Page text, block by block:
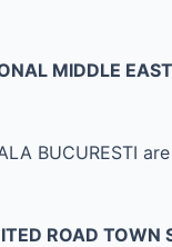
MIDDLE
ROAD TOWN